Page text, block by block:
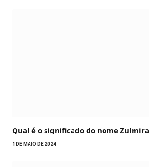
Qual é o significado do nome Zulmira
1 DE MAIO DE 2024